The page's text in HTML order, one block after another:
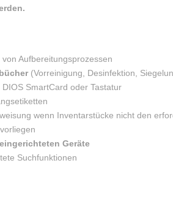
Aufbereitungsprozessen
(Vorreinigung, Desinfektion,
, DIOS SmartCard oder Tastatur
wenn Inventarstücke nicht den
Geräte
Suchfunktionen